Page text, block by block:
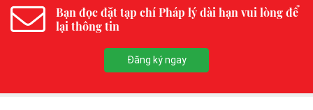
Bạn đọc đặt tạp chí Pháp lý dài hạn vui lòng để
lại thông tin
Đăng ký ngay